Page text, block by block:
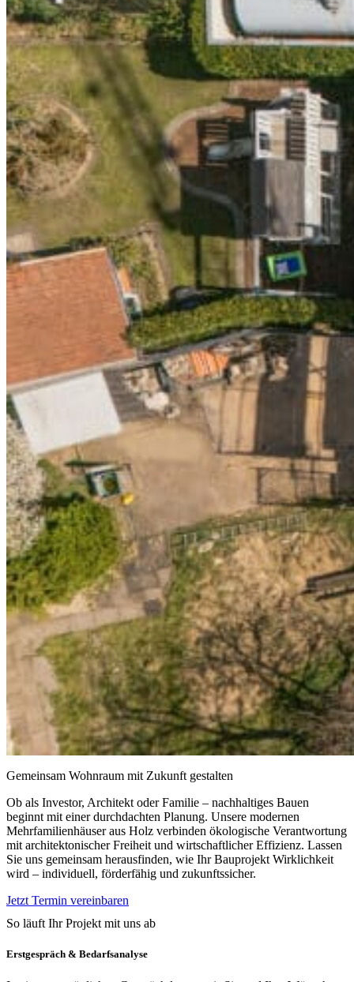
Gemeinsam Wohnraum mit Zukunft gestalten
Ob als Investor, Architekt oder Familie – nachhaltiges Bauen
beginnt mit einer durchdachten Planung. Unsere modernen
Mehrfamilienhäuser aus Holz verbinden ökologische Verantwortung
mit architektonischer Freiheit und wirtschaftlicher Effizienz. Lassen
Sie uns gemeinsam herausfinden, wie Ihr Bauprojekt Wirklichkeit
wird – individuell, förderfähig und zukunftssicher.
Jetzt Termin vereinbaren
So läuft Ihr Projekt mit uns ab
Erstgespräch & Bedarfsanalyse